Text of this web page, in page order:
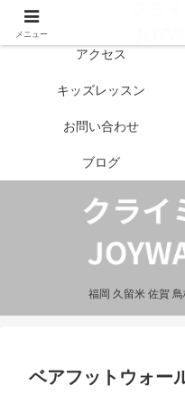
福岡 久留米 佐賀
アクセス
キッズレッスン
お問い合わせ
ブログ
ベアフットウォー
メニュー